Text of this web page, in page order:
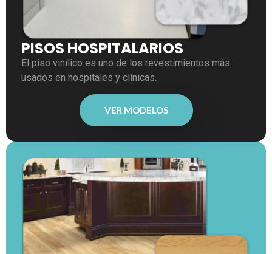
PISOS HOSPITALARIOS
El piso vinílico es uno de los revestimientos más
usados en hospitales y clínicas.
VER MODELOS